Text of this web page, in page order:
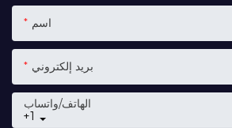
اسم
بريد إلكتروني
+1
الهاتف/واتساب